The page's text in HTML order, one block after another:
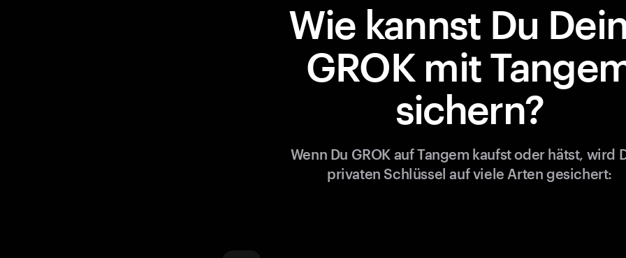
Wie kannst Du
GROK mit
sichern?
Wenn Du GROK auf Tangem kaufst oder hätst, wird
privaten Schlüssel auf viele Arten gesichert: